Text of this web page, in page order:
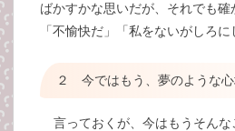
ばかすかな思いだが、それでも確
「不愉快だ」「私をないがしろに
２ 今ではもう、夢のような
言っておくが、今はもうそん